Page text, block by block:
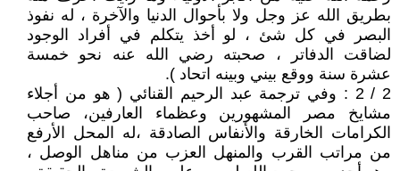
بطريق الله عز وجل ولا بأحوال الدنيا والآخرة ، له نفوذ
البصر في كل شئ ، لو أخذ يتكلم في أفراد الوجود
لضاقت الدفاتر ، صحبته رضي الله عنه نحو خمسة
عشرة سنة ووقع بيني وبينه اتحاد ).
2 / 2 : وفي ترجمة عبد الرحيم القنائي ( هو من أجلاء
مشايخ مصر المشهورين وعظماء العارفين، صاحب
الكرامات الخارقة والأنفاس الصادقة ،له المحل الأرفع
من مراتب القرب والمنهل العزب من مناهل الوصل ،